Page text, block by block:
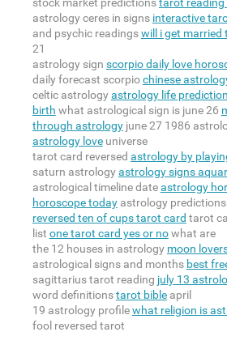
astrology ceres in signs interactive
and psychic readingswill i get married
21
astrology sign scorpio daily love
daily forecast scorpiochinese
celtic astrologyastrology life
birth what astrological sign is june 26
through astrologyjune 27 1986
astrology loveuniverse
tarot card reversed astrology by
saturn astrologyastrology signs
astrological timeline dateastrology
horoscope todayastrology
reversed ten of cups tarot card tarot
list one tarot card yes or nowhat are
the 12 houses in astrology moon
astrological signs and months best
sagittarius tarot reading july 13
word definitionstarot bibleapril
19 astrology profilewhat religion is
fool reversed tarot